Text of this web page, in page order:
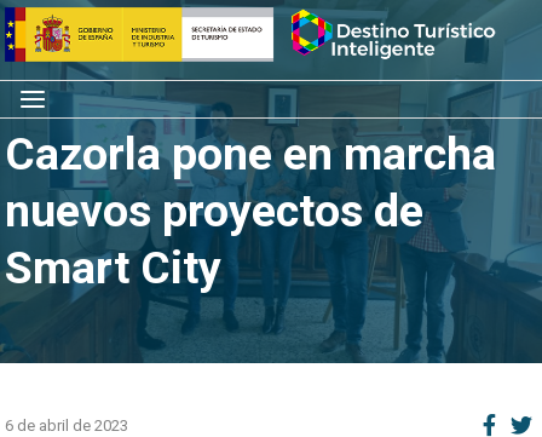
Saltar
al
contenido
Inicio
Menú
Cazorla pone en marcha
nuevos proyectos de
Smart City
6 de abril de 2023